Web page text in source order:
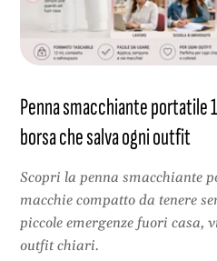
Penna smacchiante portatile
borsa che salva ogni outfit
Scopri la penna smacchiante
macchie compatto da tenere
piccole emergenze fuori casa,
outfit chiari.